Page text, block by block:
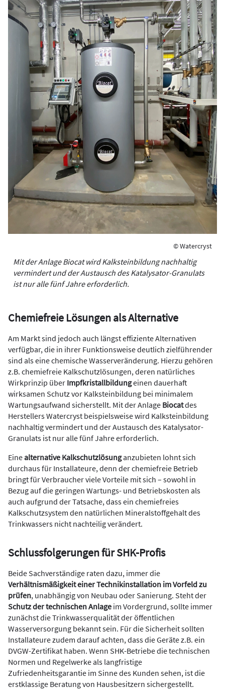
© Watercryst
Mit der Anlage Biocat wird Kalksteinbildung nachhaltig
vermindert und der Austausch des ­Katalysator-Granulats
ist nur alle fünf Jahre erforderlich.
Chemiefreie Lösungen als Alternative
Am Markt sind jedoch auch längst effiziente Alternativen
verfügbar, die in ihrer Funktionsweise deutlich zielführender
sind als eine chemische Wasserveränderung. Hierzu gehören
z.B. chemiefreie Kalkschutzlösungen, deren natürliches
Wirkprinzip über Impfkristallbildungeinen dauerhaft
wirksamen Schutz vor Kalksteinbildung bei minimalem
Wartungsaufwand sicherstellt. Mit der Anlage Biocatdes
Herstellers Watercryst beispielsweise wird Kalksteinbildung
nachhaltig vermindert und der Austausch des Katalysator-
Granulats ist nur alle fünf Jahre erforderlich.
Einealternative Kalkschutzlösunganzubieten lohnt sich
durchaus für Installateure, denn der chemiefreie Betrieb
bringt für Verbraucher viele Vorteile mit sich – sowohl in
Bezug auf die geringen Wartungs- und Betriebskosten als
auch aufgrund der Tatsache, dass ein chemiefreies
Kalkschutzsystem den natürlichen Mineralstoffgehalt des
Trinkwassers nicht nachteilig verändert.
Schlussfolgerungen für SHK-Profis
Beide Sachverständige raten dazu, immer die
Verhältnismäßigkeit einer Technikinstallation im Vorfeld zu
prüfen, unabhängig von Neubau oder Sanierung. Steht der
Schutz der technischen Anlage im Vordergrund, sollte immer
zunächst die Trinkwasserqualität der öffentlichen
Wasserversorgung bekannt sein. Für die Sicherheit sollten
Installateure zudem darauf achten, dass die Geräte z.B. ein
DVGW-Zertifikat haben. Wenn SHK-Betriebe die technischen
Normen und Regelwerke als langfristige
Zufriedenheitsgarantie im Sinne des Kunden sehen, ist die
erstklassige Beratung von Hausbesitzern ­sichergestellt.